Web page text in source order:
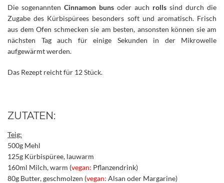
Die sogenannten Cinnamon buns oder auch rolls sind durch die
Zugabe des Kürbispürees besonders soft und aromatisch. Frisch
aus dem Ofen schmecken sie am besten, ansonsten können sie am
nächsten Tag auch für einige Sekunden in der Mikrowelle
aufgewärmt werden.
Das Rezept reicht für 12 Stück.
ZUTATEN:
Teig:
500g Mehl
125g Kürbispüree, lauwarm
160ml Milch, warm (vegan: Pflanzendrink)
80g Butter, geschmolzen (vegan: Alsan oder Margarine)